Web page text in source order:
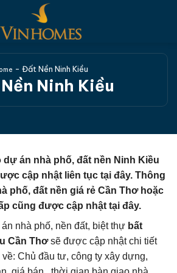
- Đất Nền Ninh Kiều
Ninh Kiều
dự án nhà phố, đất nền Ninh Kiều
cập nhật liên tục tại đây. Thông
phố, đất nền giá rẻ Cần Thơ hoặc
cũng được cập nhật tại đây.
nhà phố, nền đất, biệt thự bất
Cần Thơsẽ được cập nhật chi tiết
Chủ đầu tư, công ty xây dựng,